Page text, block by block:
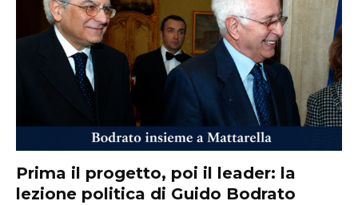
Prima il progetto, poi il leader: la
lezione politica di Guido Bodrato